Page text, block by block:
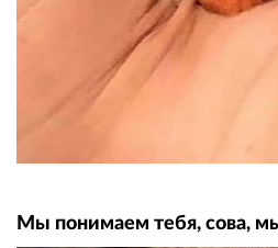
Мы понимаем тебя, сова,